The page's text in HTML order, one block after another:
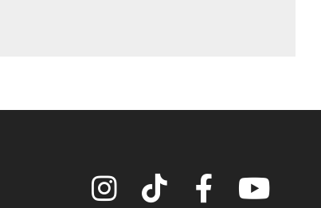
Instagram TikTok Facebook